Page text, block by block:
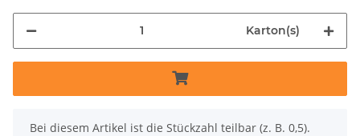
Karton(s)
x
Bei diesem Artikel ist die Stückzahl teilbar (z. B. 0,5).